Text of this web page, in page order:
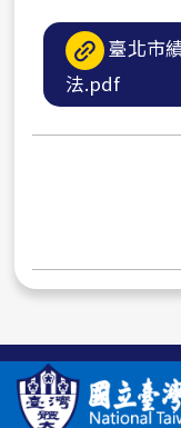
臺北市
法.pdf